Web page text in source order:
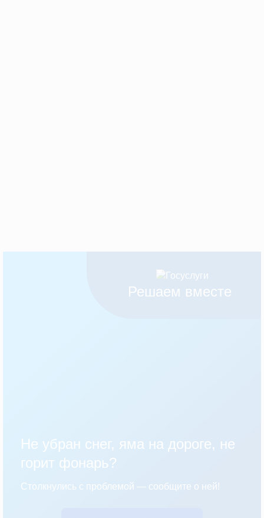
Решаем вместе
Не убран снег, яма на дороге, не
горит фонарь?
Столкнулись с проблемой — сообщите о ней!